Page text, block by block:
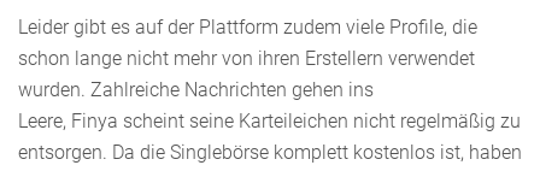
Leider gibt es auf der Plattform zudem viele Profile, die
schon lange nicht mehr von ihren Erstellern verwendet
wurden. Zahlreiche Nachrichten gehen ins
Leere, Finya scheint seine Karteileichen nicht regelmäßig zu
entsorgen. Da die Singlebörse komplett kostenlos ist, haben